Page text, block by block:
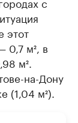
этот
0,7 м²​, в
м².
на-Дону
(1,04 м²​).